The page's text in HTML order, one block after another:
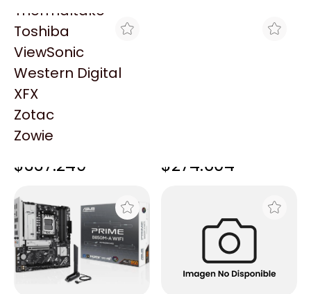
Thermaltake
Toshiba
ViewSonic
Western Digital
XFX
Zotac
Zowie
MOTHERBOARD ASUS
$337.249 $274.604